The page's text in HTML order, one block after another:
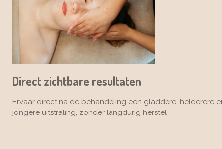
Direct zichtbare resultaten
Ervaar direct na de behandeling een gladdere, helderere
jongere uitstraling, zonder langdurig herstel.